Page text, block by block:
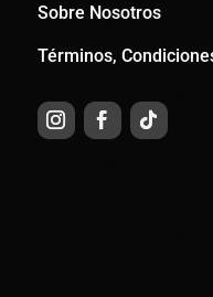
Sobre Nosotros
Términos,